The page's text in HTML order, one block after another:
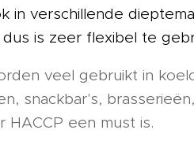
in verschillende
is zeer flexibel te
veel gebruikt in
snackbar's,
HACCP een must is.